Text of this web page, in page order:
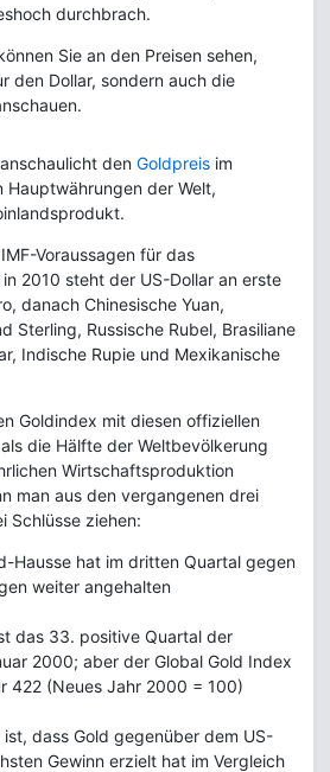
durchbrach.
Sie an den Preisen sehen,
den Dollar, sondern auch die
den Goldpreis im
Hauptwährungen der Welt,
Voraussagen für das
2010 steht der US-Dollar an erste
danach Chinesische Yuan,
Sterling, Russische Rubel, Brasiliane
Indische Rupie und Mexikanische
Goldindex mit diesen offiziellen
die Hälfte der Weltbevölkerung
Wirtschaftsproduktion
man aus den vergangenen drei
Schlüsse ziehen:
Hausse hat im dritten Quartal gegen
weiter angehalten
das 33. positive Quartal der
2000; aber der Global Gold Index
422 (Neues Jahr 2000 = 100)
dass Gold gegenüber dem US-
Gewinn erzielt hat im Vergleich